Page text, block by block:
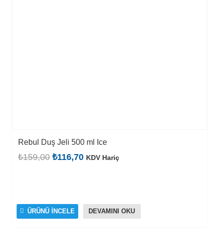
Rebul Duş Jeli 500 ml Ice
₺159,00 Orijinal
₺116,70Şu
KDV Hariç
ÜRÜNÜ İNCELE DEVAMINI OKU